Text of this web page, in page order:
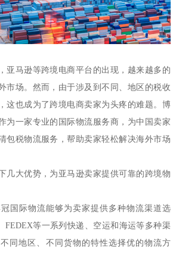
亚马逊等跨境电商平台的出现，越来越多的
市场。然而，由于涉及到不同、地区的税收
这也成为了跨境电商卖家为头疼的难题。博
为一家专业的国际物流服务商，为中国卖家
包税物流服务，帮助卖家轻松解决海外市场
几大优势，为亚马逊卖家提供可靠的跨境物
国际物流能够为卖家提供多种物流渠道选
FEDEX等一系列快递、空运和海运等多种渠
同地区、不同货物的特性选择优的物流方